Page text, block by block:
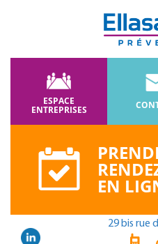
ESPACE
ENTREPRISES
EN
29 bis rue